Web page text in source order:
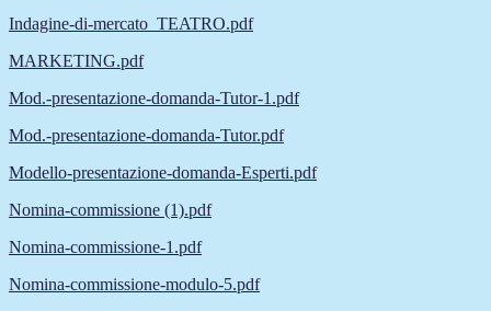
Indagine-di-mercato_TEATRO.pdf
MARKETING.pdf
Mod.-presentazione-domanda-Tutor-1.pdf
Mod.-presentazione-domanda-Tutor.pdf
Modello-presentazione-domanda-Esperti.pdf
Nomina-commissione (1).pdf
Nomina-commissione-1.pdf
Nomina-commissione-modulo-5.pdf